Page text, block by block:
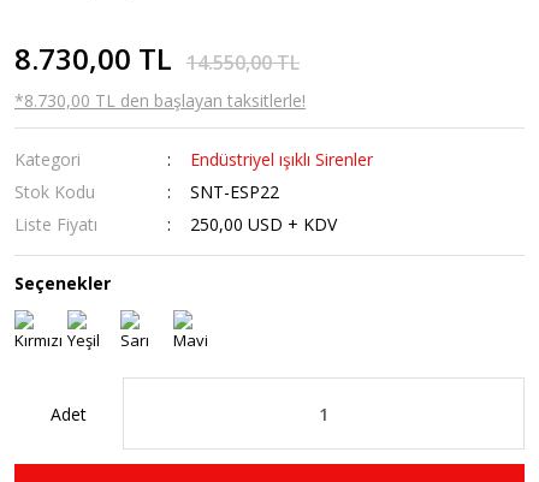
8.730,00 TL 14.550,00 TL
*8.730,00 TL den başlayan taksitlerle!
Kategori
Endüstriyel ışıklı Sirenler
Stok Kodu
SNT-ESP22
Liste Fiyatı
250,00 USD + KDV
Seçenekler
Adet